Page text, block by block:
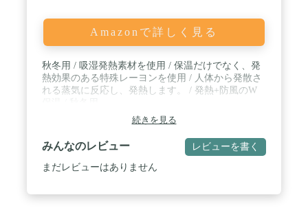
Amazonで詳しく見る
秋冬用 / 吸湿発熱素材を使用 / 保温だけでなく、発
熱効果のある特殊レーヨンを使用 / 人体から発散さ
れる蒸気に反応し、発熱します。 / 発熱+防風のW
続きを見る
みんなのレビュー レビューを書く
まだレビューはありません